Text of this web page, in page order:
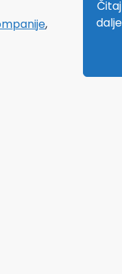
,
Čitaj
dalje